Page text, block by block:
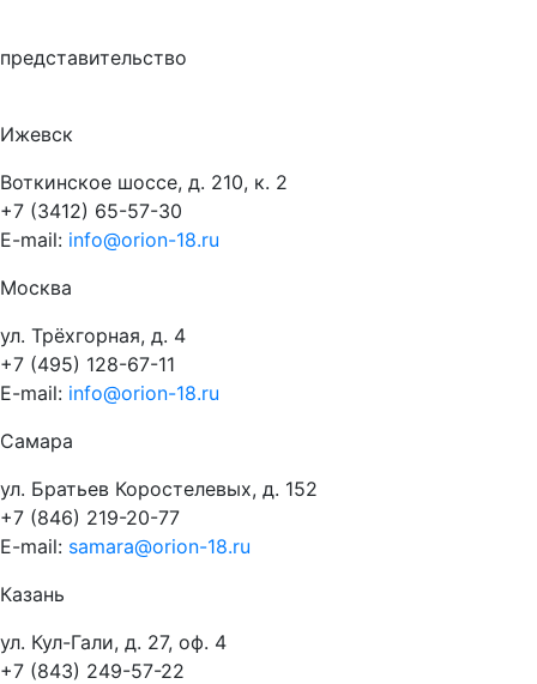
представительство
Ижевск
Воткинское шоссе, д. 210, к. 2
+7 (3412) 65-57-30
E-mail: info@orion-18.ru
Москва
ул. Трёхгорная, д. 4
+7 (495) 128-67-11
E-mail: info@orion-18.ru
Самара
ул. Братьев Коростелевых, д. 152
+7 (846) 219-20-77
E-mail: samara@orion-18.ru
Казань
ул. Кул-Гали, д. 27, оф. 4
+7 (843) 249-57-22